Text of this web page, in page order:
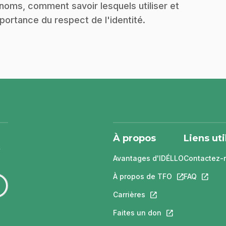
comment savoir lesquels utiliser et
du respect de l'identité.
À propos
Avantages d'IDÉLLO
À propos de TFO Ce lien
Carrières Ce lien s'ouvrira dans
Faites un don Ce lien s'ouvrira
Liens
Contactez-
FAQ Ce